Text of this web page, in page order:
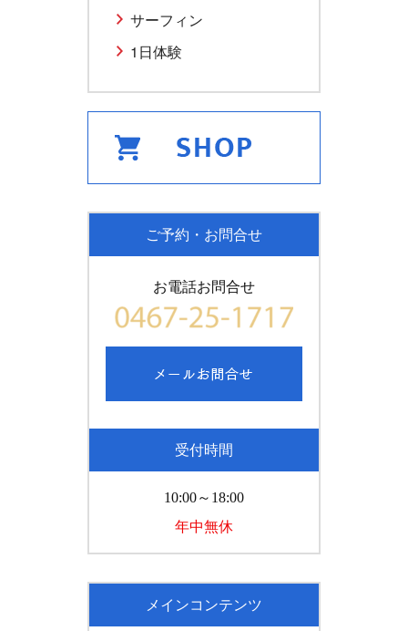
サーフィン
1日体験
ご予約・お問合せ
お電話お問合せ
受付時間
10:00～18:00
年中無休
メインコンテンツ